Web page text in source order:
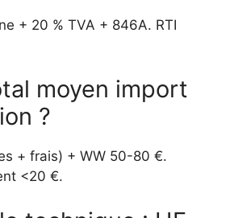
+ 20 % TVA + 846A. RTI
moyen import
?
+ frais) + WW 50-80 €.
<20 €.